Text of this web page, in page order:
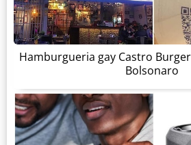
Hamburgueria gay Castro
Bolsonaro